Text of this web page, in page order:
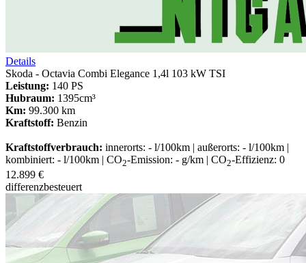
Details
Skoda - Octavia Combi Elegance 1,4l 103 kW TSI
Leistung: 140 PS
Hubraum: 1395cm³
Km: 99.300 km
Kraftstoff: Benzin
Kraftstoffverbrauch: innerorts: - l/100km | außerorts: - l/100km |
kombiniert: - l/100km | CO2-Emission: - g/km | CO2-Effizienz: 0
12.899 €
differenzbesteuert